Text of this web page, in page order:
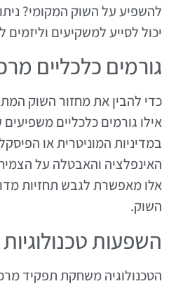
להשפיע על השוק המקומי?
יכול לסייע למשקיעים וליזמים
גורמים כלכליים
כדי להבין את מחזור השוק
אילו גורמים כלכליים משפיעים
במדיניות המוניטרית או
האינפלציה והאבטלה על
אלו מאפשרת לגבש תחזיות
השוק.
השפעות
הטכנולוגיה משחקת תפקיד